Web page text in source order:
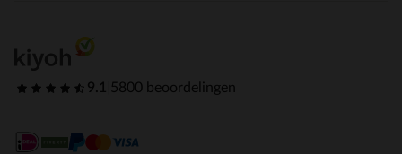
9.1 5800 beoordelingen